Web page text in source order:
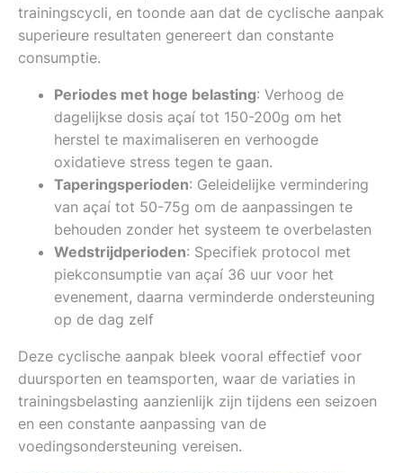
trainingscycli, en toonde aan dat de cyclische aanpak
superieure resultaten genereert dan constante
consumptie.
Periodes met hoge belasting: Verhoog de
dagelijkse dosis açaí tot 150-200g om het
herstel te maximaliseren en verhoogde
oxidatieve stress tegen te gaan.
Taperingsperioden: Geleidelijke vermindering
van açaí tot 50-75g om de aanpassingen te
behouden zonder het systeem te overbelasten
Wedstrijdperioden: Specifiek protocol met
piekconsumptie van açaí 36 uur voor het
evenement, daarna verminderde ondersteuning
op de dag zelf
Deze cyclische aanpak bleek vooral effectief voor
duursporten en teamsporten, waar de variaties in
trainingsbelasting aanzienlijk zijn tijdens een seizoen
en een constante aanpassing van de
voedingsondersteuning vereisen.